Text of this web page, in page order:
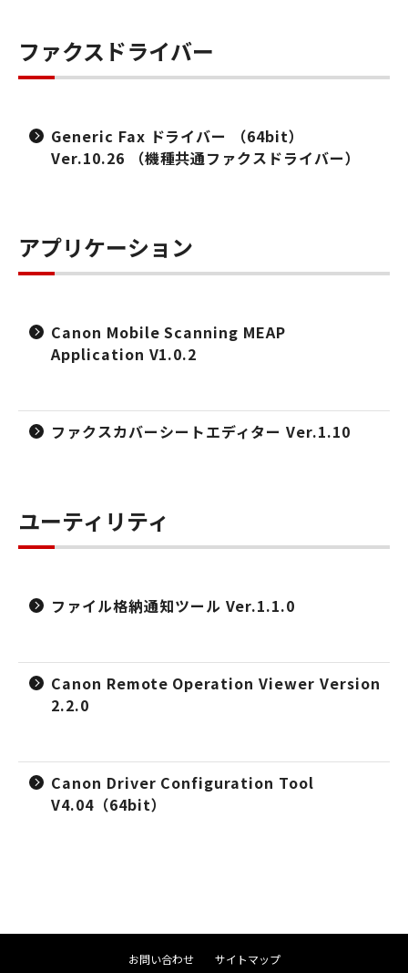
ファクスドライバー
Generic Fax ドライバー （64bit）
Ver.10.26 （機種共通ファクスドライバー）
アプリケーション
Canon Mobile Scanning MEAP
Application V1.0.2
ファクスカバーシートエディター Ver.1.10
ユーティリティ
ファイル格納通知ツール Ver.1.1.0
Canon Remote Operation Viewer Version
2.2.0
Canon Driver Configuration Tool
V4.04（64bit）
お問い合わせ
サイトマップ